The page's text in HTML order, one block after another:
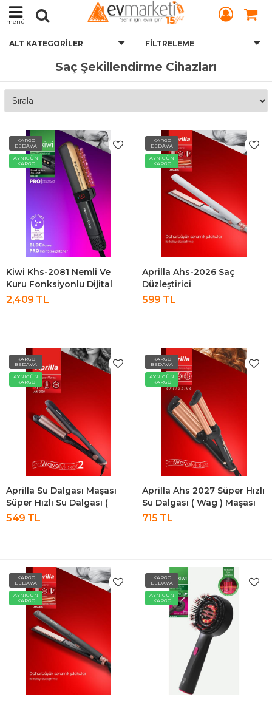
menü
ALT KATEGORILER FILTRELEME
Saç Şekillendirme Cihazları
KARGO
BEDAVA
AYNIGÜN
KARGO
Kiwi Khs-2081 Nemli Ve
Kuru Fonksiyonlu Dijital
Göstergeli BLDC Motor Fön
Çekme Ve Saç Düzleştirici
2,409 TL
KARGO
BEDAVA
AYNIGÜN
KARGO
Aprilla Ahs-2026 Saç
Düzleştirici
599 TL
KARGO
BEDAVA
AYNIGÜN
KARGO
Aprilla Su Dalgası Maşası
Süper Hızlı Su Dalgası (
Wag ) Maşası Ahs 2028
549 TL
KARGO
BEDAVA
AYNIGÜN
KARGO
Aprilla Ahs 2027 Süper Hızlı
Su Dalgası ( Wag ) Maşası
715 TL
KARGO
BEDAVA
AYNIGÜN
KARGO
KARGO
BEDAVA
AYNIGÜN
KARGO